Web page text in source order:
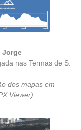
Jorge
nas Termas de S.
dos mapas em
Viewer)